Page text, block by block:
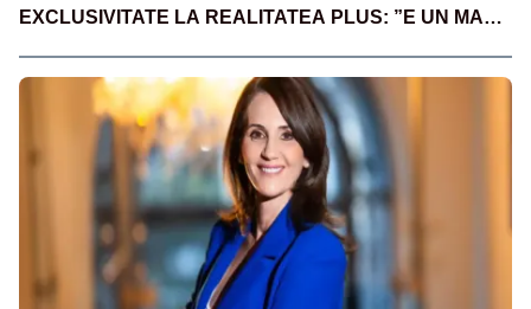
EXCLUSIVITATE LA REALITATEA PLUS: ”E UN MARE